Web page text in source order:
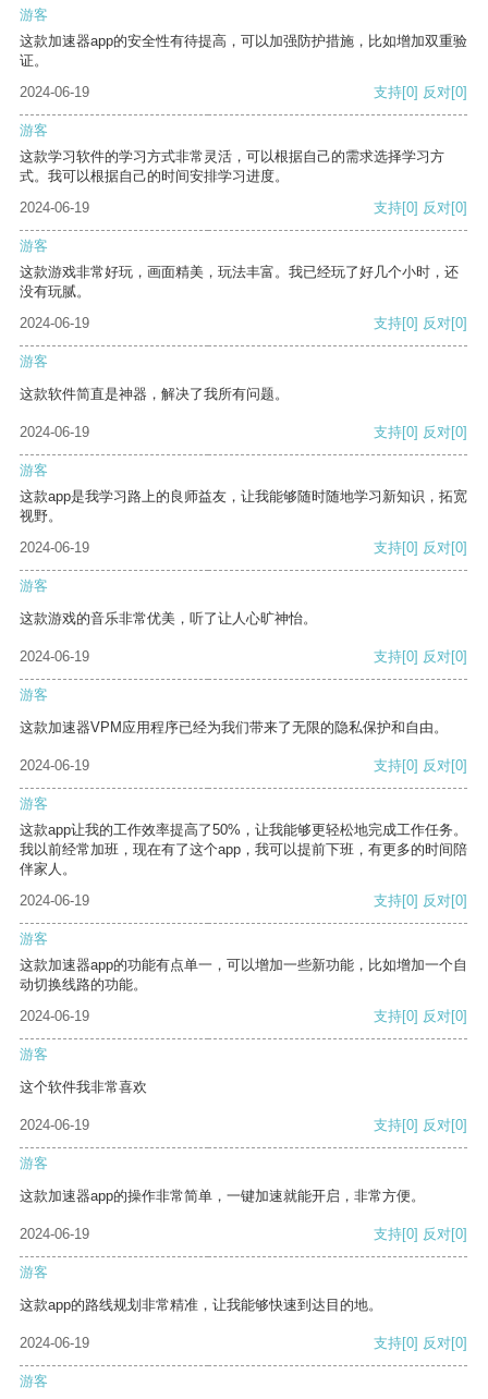
游客
这款加速器app的安全性有待提高，可以加强防护措施，比如增加双重验
证。
2024-06-19
支持[0] 反对[0]
游客
这款学习软件的学习方式非常灵活，可以根据自己的需求选择学习方
式。我可以根据自己的时间安排学习进度。
2024-06-19
支持[0] 反对[0]
游客
这款游戏非常好玩，画面精美，玩法丰富。我已经玩了好几个小时，还
没有玩腻。
2024-06-19
支持[0] 反对[0]
游客
这款软件简直是神器，解决了我所有问题。
2024-06-19 支持[0] 反对[0]
游客
这款app是我学习路上的良师益友，让我能够随时随地学习新知识，拓宽
视野。
2024-06-19
支持[0] 反对[0]
游客
这款游戏的音乐非常优美，听了让人心旷神怡。
2024-06-19 支持[0] 反对[0]
游客
这款加速器VPM应用程序已经为我们带来了无限的隐私保护和自由。
2024-06-19 支持[0] 反对[0]
游客
这款app让我的工作效率提高了50%，让我能够更轻松地完成工作任务。
我以前经常加班，现在有了这个app，我可以提前下班，有更多的时间陪
伴家人。
2024-06-19
支持[0] 反对[0]
游客
这款加速器app的功能有点单一，可以增加一些新功能，比如增加一个自
动切换线路的功能。
2024-06-19
支持[0] 反对[0]
游客
这个软件我非常喜欢
2024-06-19 支持[0] 反对[0]
游客
这款加速器app的操作非常简单，一键加速就能开启，非常方便。
2024-06-19 支持[0] 反对[0]
游客
这款app的路线规划非常精准，让我能够快速到达目的地。
2024-06-19 支持[0] 反对[0]
游客